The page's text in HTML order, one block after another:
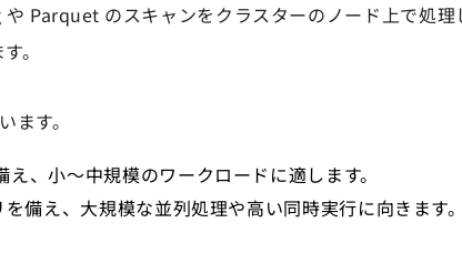
Parquet のスキャンをクラスターのノード上で処理
。
ます。
、小〜中規模のワークロードに適します。
備え、大規模な並列処理や高い同時実行に向きます。